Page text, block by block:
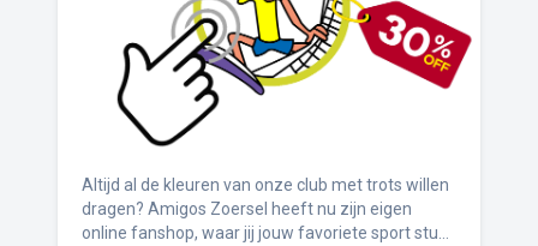
Altijd al de kleuren van onze club met trots willen
dragen? Amigos Zoersel heeft nu zijn eigen
online fanshop, waar jij jouw favoriete sport stuks